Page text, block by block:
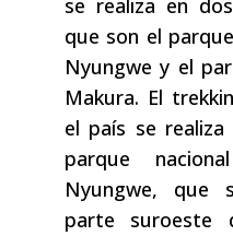
se realiza en
que son el
Nyungwe y el
Makura. El
el país se
parque
Nyungwe, que
parte suroeste